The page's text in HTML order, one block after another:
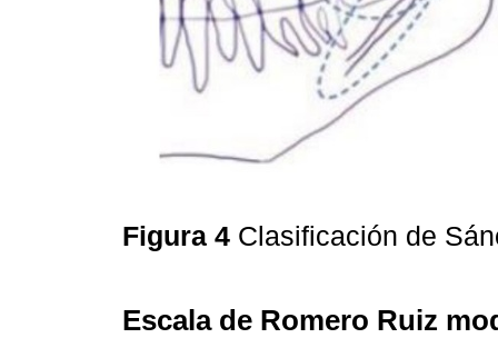
Figura 4 Clasificación de
Escala de Romero Ruiz